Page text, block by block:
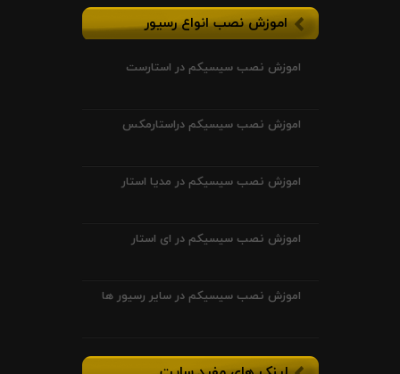
اموزش نصب انواع رسیور
اموزش نصب سیسیکم در استارست
اموزش نصب سیسیکم دراستارمکس
اموزش نصب سیسیکم در مدیا استار
اموزش نصب سیسیکم در ای استار
اموزش نصب سیسیکم در سایر رسیور ها